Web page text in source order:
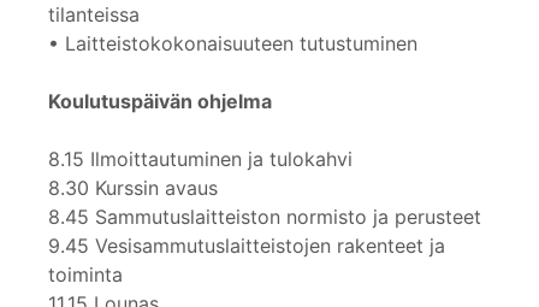
tilanteissa
• Laitteistokokonaisuuteen tutustuminen
Koulutuspäivän ohjelma
8.15 Ilmoittautuminen ja tulokahvi
8.30 Kurssin avaus
8.45 Sammutuslaitteiston normisto ja perusteet
9.45 Vesisammutuslaitteistojen rakenteet ja
toiminta